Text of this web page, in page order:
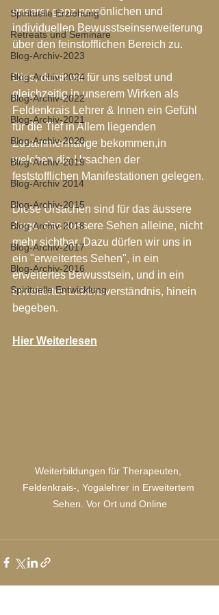
Spirituelle Erziehung
Retreats und Seminare
Blog-Archiv-2023
Blog-Archiv-2024
Blog-Archiv-2022
Blog-Archiv-2021
Blog-Archiv-2020
Blog-Archiv-2019
Blog-Archiv 2014
Blog-Archiv-2015
Blog-Archiv-2018
Blog-Archiv-2017
Blog-Archiv-2016
Spirituelle Entwicklung
unserer ganz persönlichen und
individuellen Bewusstseinserweiterung
über den feinstofflichen Bereich zu.
Dies, damit wir für uns selbst und
gleichzeitig in unserem Wirken als
Feldenkrais Lehrer & Innen ein Gefühl
für die Tief in Allem liegenden
Zusammenhänge bekommen,in
welchen die Ursachen der
feststofflichen Manifestationen gelegen.
Diese Ursachen sind für das äussere
Auge, das äussere Sehen alleine, nicht
mehr sichtbar. Dazu dürfen wir uns in
ein "erweitertes Sehen", in ein
erweitertes Bewusstsein, und in ein
erweitertes Lebensverständnis, hinein
begeben.
Hier Weiterlesen
Weiterbildungen für Therapeuten,
Feldenkrais-, Yogalehrer in Erweitertem
Sehen. Vor Ort und Online